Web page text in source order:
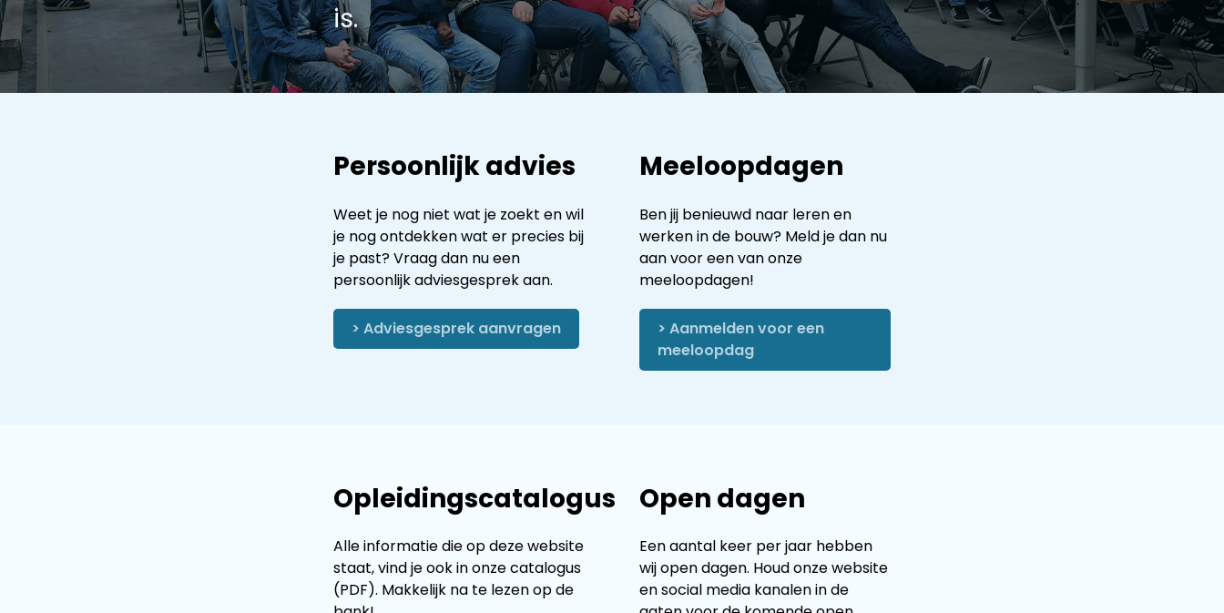
is.
Persoonlijk advies
Weet je nog niet wat je zoekt en wil
je nog ontdekken wat er precies bij
je past? Vraag dan nu een
persoonlijk adviesgesprek aan.
> Adviesgesprek aanvragen
Meeloopdagen
Ben jij benieuwd naar leren en
werken in de bouw? Meld je dan nu
aan voor een van onze
meeloopdagen!
> Aanmelden voor een
meeloopdag
Opleidingscatalogus
Alle informatie die op deze website
staat, vind je ook in onze catalogus
(PDF). Makkelijk na te lezen op de
Open dagen
Een aantal keer per jaar hebben
wij open dagen. Houd onze website
en social media kanalen in de